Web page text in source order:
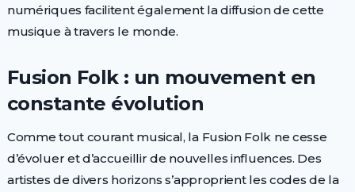
numériques facilitent également la diffusion de cette
musique à travers le monde.
Fusion Folk : un mouvement en
constante évolution
Comme tout courant musical, la Fusion Folk ne cesse
d’évoluer et d’accueillir de nouvelles influences. Des
artistes de divers horizons s’approprient les codes de la